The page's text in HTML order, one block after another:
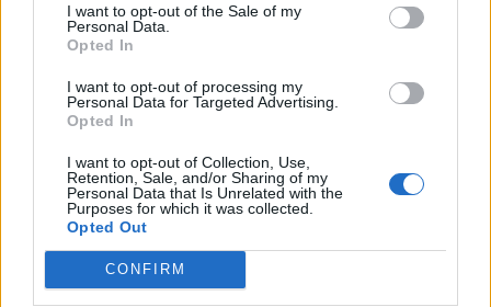
I want to opt-out of the Sale of my
Personal Data.
Opted In
I want to opt-out of processing my
Personal Data for Targeted Advertising.
Opted In
I want to opt-out of Collection, Use,
Retention, Sale, and/or Sharing of my
Personal Data that Is Unrelated with the
Purposes for which it was collected.
Opted Out
CONFIRM
Viihdeuutiset
17.7.2018, 10:00
Mallikaunotar imetti catwalkilla
bikineissä – upea tempaus